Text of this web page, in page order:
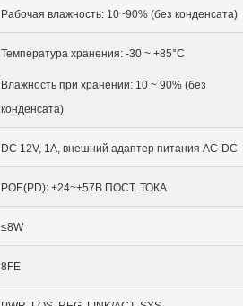
Рабочая влажность: 10~90% (без конденсата)
Температура хранения: -30 ~ +85°C
Влажность при хранении: 10 ~ 90% (без
конденсата)
DC 12V, 1A, внешний адаптер питания AC-DC
POE(PD): +24~+57В ПОСТ. ТОКА
≤8W
8FE